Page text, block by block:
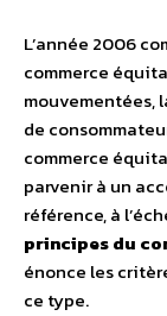
L’année 2006
commerce
mouvementées,
de
commerce
parvenir à un
référence, à
principes du
énonce les
ce type.